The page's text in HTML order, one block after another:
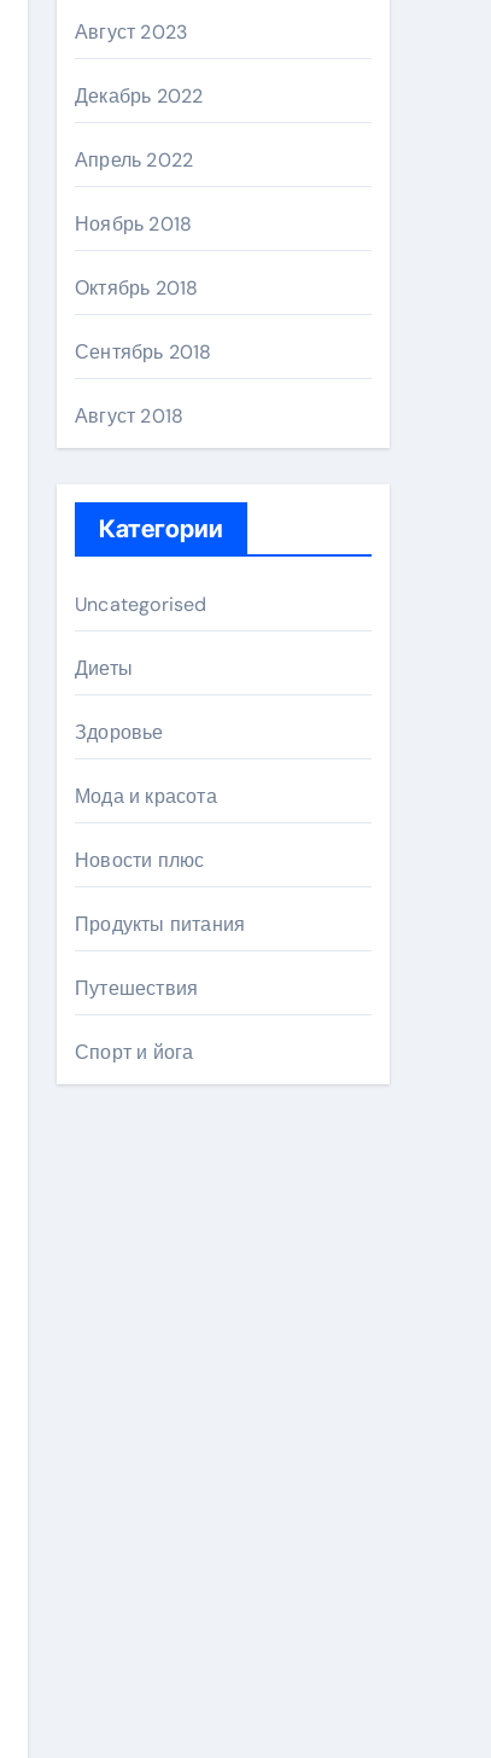
Август 2023
Декабрь 2022
Апрель 2022
Ноябрь 2018
Октябрь 2018
Сентябрь 2018
Август 2018
Категории
Uncategorised
Диеты
Здоровье
Мода и красота
Новости плюс
Продукты питания
Путешествия
Спорт и йога